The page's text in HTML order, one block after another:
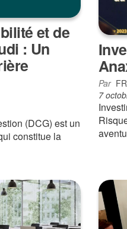
et de
: Un
(DCG) est un
constitue la
Par
7